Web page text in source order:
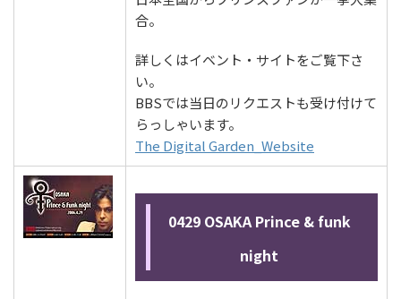
合。
詳しくはイベント・サイトをご覧下さ
い。
BBSでは当日のリクエストも受け付けて
らっしゃいます。
The Digital Garden_Website
0429 OSAKA Prince & funk
night